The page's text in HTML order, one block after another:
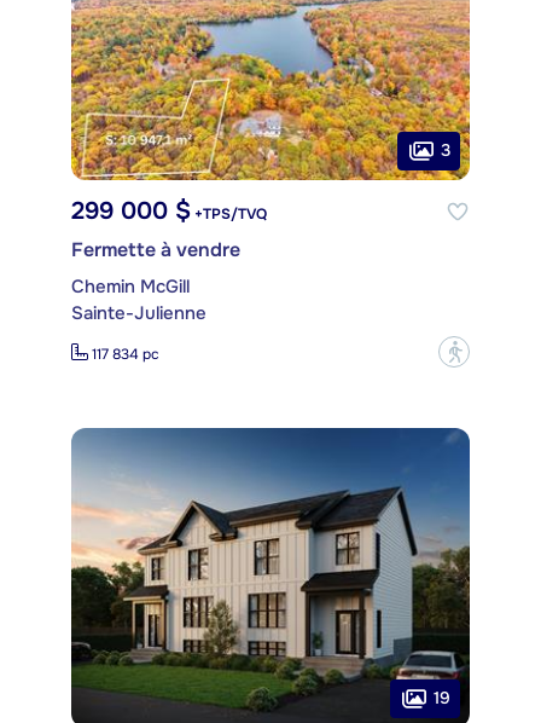
3
299 000 $ +TPS/TVQ
Fermette à vendre
Chemin McGill
Sainte-Julienne
117 834 pc ?
19